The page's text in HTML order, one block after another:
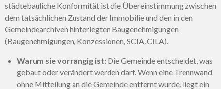
städtebauliche Konformität ist die Übereinstimmung zwischen
dem tatsächlichen Zustand der Immobilie und den in den
Gemeindearchiven hinterlegten Baugenehmigungen
(Baugenehmigungen, Konzessionen, SCIA, CILA).
Warum sie vorrangig ist: Die Gemeinde entscheidet, was
gebaut oder verändert werden darf. Wenn eine Trennwand
ohne Mitteilung an die Gemeinde entfernt wurde, liegt ein